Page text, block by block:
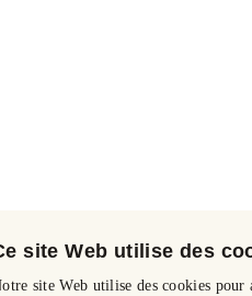
site Web utilise des
site Web utilise des cookies pour